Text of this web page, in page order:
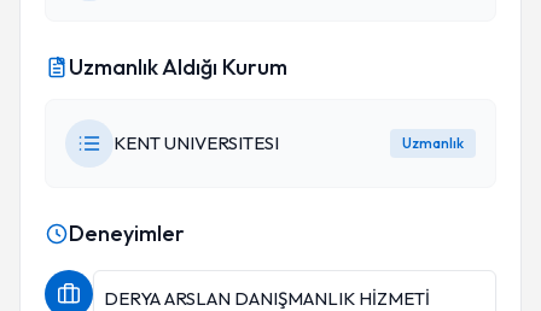
Uzmanlık Aldığı Kurum
KENT UNIVERSITESI Uzmanlık
Deneyimler
DERYA ARSLAN DANIŞMANLIK HİZMETİ